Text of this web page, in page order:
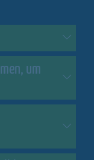
um